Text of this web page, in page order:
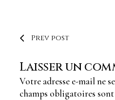
Prev post
Laisser un
Votre adresse e-mail ne
champs obligatoires